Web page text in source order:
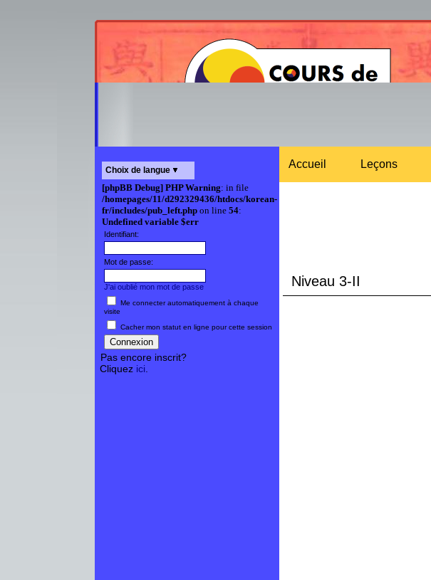
Choix de langue
[phpBB Debug] PHP Warning: in file
/homepages/11/d292329436/htdocs/korean-
fr/includes/pub_left.phpon line 54:
Undefined variable $err
Identifiant:
Mot de passe:
J'ai oublié mon mot de passe
Me connecter automatiquement à chaque
visite
Cacher mon statut en ligne pour cette session
Pas encore inscrit?
Cliquez ici
Accueil Leçons
Niveau 3-II